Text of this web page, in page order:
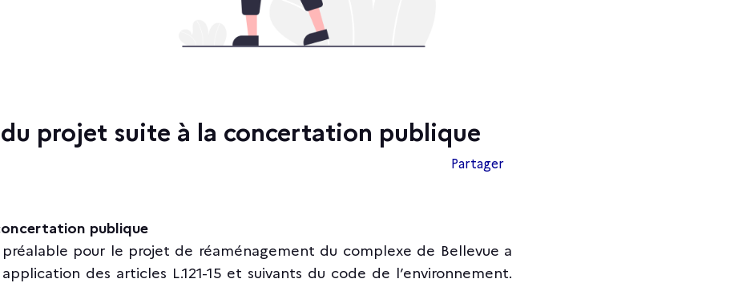
du projet suite à la concertation publique
Partager
publique
pour le projet de réaménagement du complexe de Bellevue a
des articles L.121-15 et suivants du code de l’environnement.